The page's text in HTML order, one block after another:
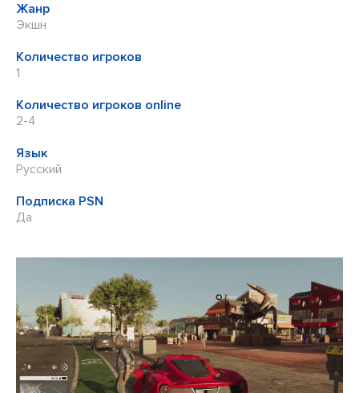
Жанр
Экшн
Количество игроков
1
Количество игроков online
2-4
Язык
Русский
Подписка PSN
Да